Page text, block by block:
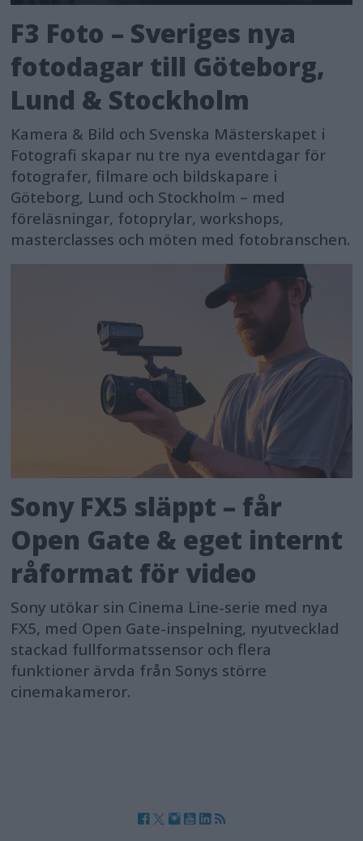
F3 Foto – Sveriges nya
fotodagar till Göteborg,
Lund & Stockholm
Kamera & Bild och Svenska Mästerskapet i
Fotografi skapar nu tre nya eventdagar för
fotografer, filmare och bildskapare i
Göteborg, Lund och Stockholm – med
föreläsningar, fotoprylar, workshops,
masterclasses och möten med fotobranschen.
Sony FX5 släppt – får
Open Gate & eget internt
råformat för video
Sony utökar sin Cinema Line-serie med nya
FX5, med Open Gate-inspelning, nyutvecklad
stackad fullformatssensor och flera
funktioner ärvda från Sonys större
cinemakameror.